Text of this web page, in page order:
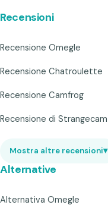
Recensioni
Recensione Omegle
Recensione Chatroulette
Recensione Camfrog
Recensione di Strangecam
Mostra altre recensioni▾
Alternative
Alternativa Omegle